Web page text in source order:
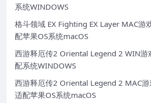
系统WINDOWS
格斗领域 EX Fighting EX Layer MAC游
配苹果OS系统macOS
西游释厄传2 Oriental Legend 2 WIN游
配系统WINDOWS
西游释厄传2 Oriental Legend 2 MAC
适配苹果OS系统macOS